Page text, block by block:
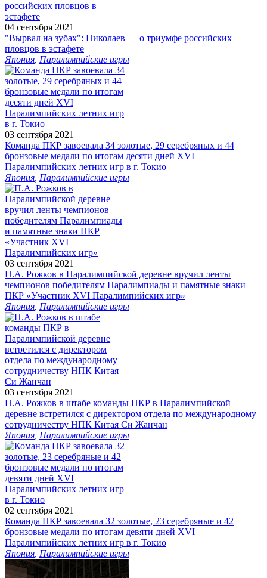
04 сентября 2021
"Вырвал на зубах": Николаев — о триумфе российских
пловцов в эстафете
Япония Паралимпийские игры
03 сентября 2021
Команда ПКР завоевала 34 золотые, 29 серебряных и 44
бронзовые медали по итогам десяти дней XVI
Паралимпийских летних игр в г. Токио
Япония Паралимпийские игры
03 сентября 2021
П.А. Рожков в Паралимпийской деревне вручил ленты
чемпионов победителям Паралимпиады и памятные знаки
ПКР «Участник XVI Паралимпийских игр»
Япония Паралимпийские игры
03 сентября 2021
П.А. Рожков в штабе команды ПКР в Паралимпийской
деревне встретился с директором отдела по международному
сотрудничеству НПК Китая Си Жанчан
Япония Паралимпийские игры
02 сентября 2021
Команда ПКР завоевала 32 золотые, 23 серебряные и 42
бронзовые медали по итогам девяти дней XVI
Паралимпийских летних игр в г. Токио
Япония Паралимпийские игры